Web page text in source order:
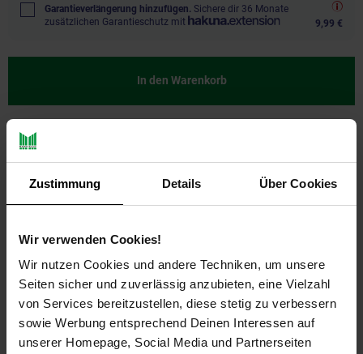
Zustimmung Details Über Cookies
Wir verwenden Cookies!
Wir nutzen Cookies und andere Techniken, um unsere
Seiten sicher und zuverlässig anzubieten, eine Vielzahl
von Services bereitzustellen, diese stetig zu verbessern
sowie Werbung entsprechend Deinen Interessen auf
unserer Homepage, Social Media und Partnerseiten
Garantieverlängerung hinzufügen. Sichere dir 36 Monate
zusätzlichen Garantieschutz mit
9,99 €
In den Warenkorb
PAYBACK